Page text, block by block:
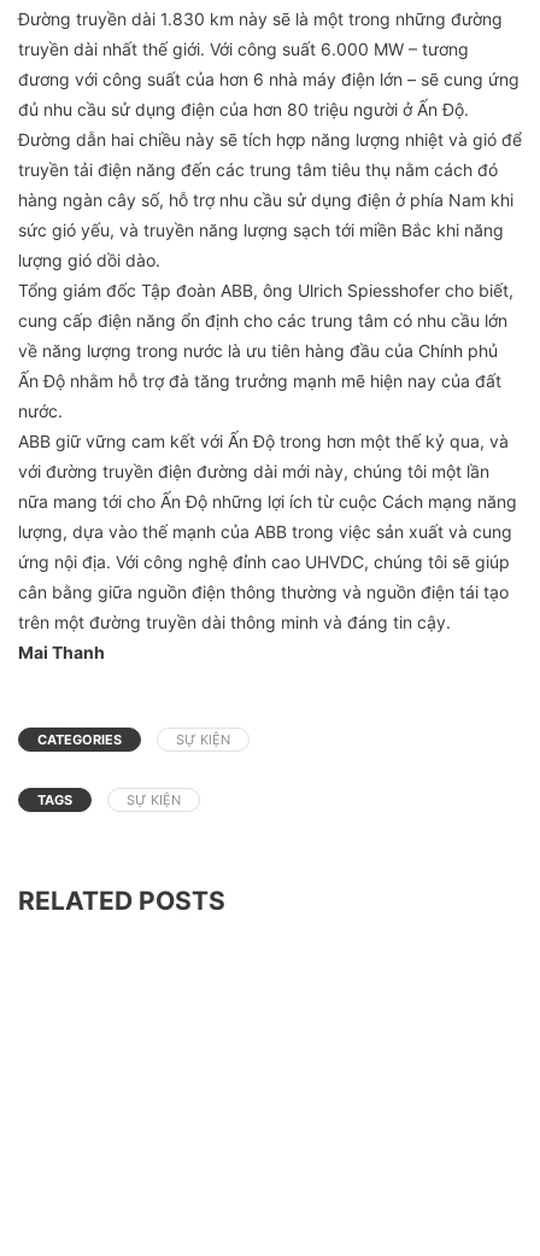
Đường truyền dài 1.830 km này sẽ là một trong những đường
truyền dài nhất thế giới. Với công suất 6.000 MW – tương
đương với công suất của hơn 6 nhà máy điện lớn – sẽ cung ứng
đủ nhu cầu sử dụng điện của hơn 80 triệu người ở Ấn Độ.
Đường dẫn hai chiều này sẽ tích hợp năng lượng nhiệt và gió để
truyền tải điện năng đến các trung tâm tiêu thụ nằm cách đó
hàng ngàn cây số, hỗ trợ nhu cầu sử dụng điện ở phía Nam khi
sức gió yếu, và truyền năng lượng sạch tới miền Bắc khi năng
lượng gió dồi dào.
Tổng giám đốc Tập đoàn ABB, ông Ulrich Spiesshofer cho biết,
cung cấp điện năng ổn định cho các trung tâm có nhu cầu lớn
về năng lượng trong nước là ưu tiên hàng đầu của Chính phủ
Ấn Độ nhằm hỗ trợ đà tăng trưởng mạnh mẽ hiện nay của đất
nước.
ABB giữ vững cam kết với Ấn Độ trong hơn một thế kỷ qua, và
với đường truyền điện đường dài mới này, chúng tôi một lần
nữa mang tới cho Ấn Độ những lợi ích từ cuộc Cách mạng năng
lượng, dựa vào thế mạnh của ABB trong việc sản xuất và cung
ứng nội địa. Với công nghệ đỉnh cao UHVDC, chúng tôi sẽ giúp
cân bằng giữa nguồn điện thông thường và nguồn điện tái tạo
trên một đường truyền dài thông minh và đáng tin cậy.
Mai Thanh
CATEGORIES SỰ KIỆN
TAGS SỰ KIỆN
RELATED POSTS